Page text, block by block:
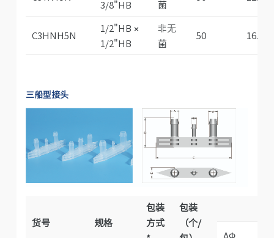
3/8"HB
菌
C3HNH5N
1/2"HB ×
1/2"HB
非无
菌
50 16.0
三船型接头
货号 规格
包装
方式
包装
（个/
AΦ